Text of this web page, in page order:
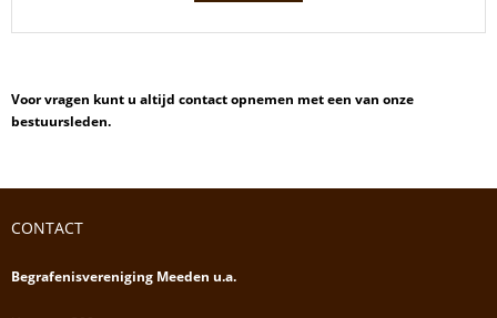
Voor vragen kunt u altijd contact opnemen met een van onze
bestuursleden.
CONTACT
Begrafenisvereniging Meeden u.a.